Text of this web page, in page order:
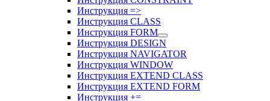
Инструкция =>
Инструкция CLASS
Инструкция FORM
Инструкция DESIGN
Инструкция NAVIGATOR
Инструкция WINDOW
Инструкция EXTEND CLASS
Инструкция EXTEND FORM
Инструкция +=